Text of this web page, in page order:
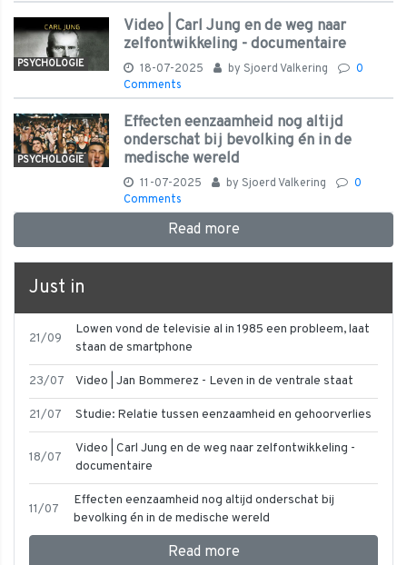
PSYCHOLOGIE
Video | Carl Jung en de weg naar
zelfontwikkeling - documentaire
18-07-2025 by Sjoerd Valkering
0
Comments
PSYCHOLOGIE
Effecten eenzaamheid nog altijd
onderschat bij bevolking én in de
medische wereld
11-07-2025 by Sjoerd Valkering
0
Comments
Read more
Just in
21/09
Lowen vond de televisie al in 1985 een probleem, laat
staan de smartphone
23/07 Video | Jan Bommerez - Leven in de ventrale staat
21/07 Studie: Relatie tussen eenzaamheid en gehoorverlies
18/07
Video | Carl Jung en de weg naar zelfontwikkeling -
documentaire
11/07
Effecten eenzaamheid nog altijd onderschat bij
bevolking én in de medische wereld
Read more